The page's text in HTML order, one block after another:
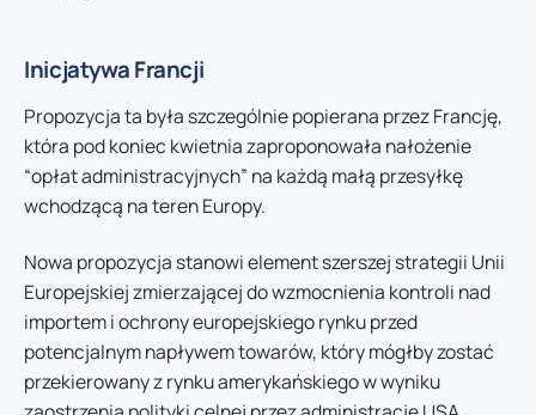
Inicjatywa Francji
Propozycja ta była szczególnie popierana przez Francję,
która pod koniec kwietnia zaproponowała nałożenie
“opłat administracyjnych” na każdą małą przesyłkę
wchodzącą na teren Europy.
Nowa propozycja stanowi element szerszej strategii Unii
Europejskiej zmierzającej do wzmocnienia kontroli nad
importem i ochrony europejskiego rynku przed
potencjalnym napływem towarów, który mógłby zostać
przekierowany z rynku amerykańskiego w wyniku